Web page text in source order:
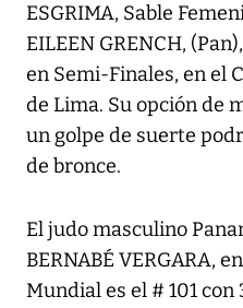
ESGRIMA, Sable
EILEEN GRENCH,
en Semi-Finales, en el
de Lima. Su opción de
un golpe de suerte
de bronce.
El judo masculino
BERNABÉ VERGARA,
Mundial es el # 101 con